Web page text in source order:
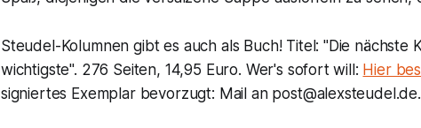
Steudel-Kolumnen gibt es auch als Buch! Titel: "Die nächste
wichtigste". 276 Seiten, 14,95 Euro. Wer's sofort will: Hier
signiertes Exemplar bevorzugt: Mail an post@alexsteudel.de.